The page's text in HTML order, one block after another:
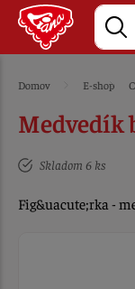
Domov E-shop
Medvedík
Skladom 6 ks
Fig&uacute;rka -